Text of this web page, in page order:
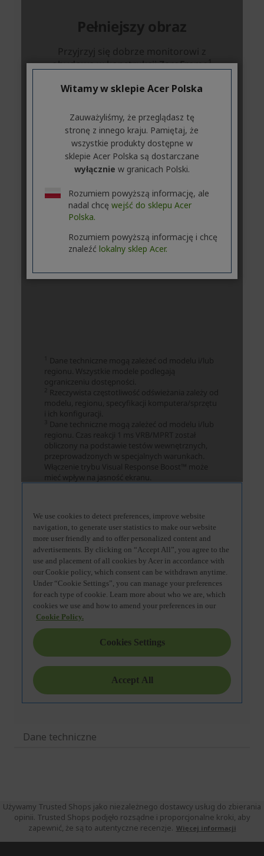
Dane techniczne
Używamy Trusted Shops jako niezależnego dostawcy usług do zbierania
opinii. Trusted Shops podjęło rozsądne i proporcjonalne kroki, aby
zapewnić, że są to autentyczne recenzje. Więcej informacji
Witamy w sklepie Acer Polska
Zauważyliśmy, że przeglądasz tę
stronę z innego kraju. Pamiętaj, że
wszystkie produkty dostępne w
sklepie Acer Polska są dostarczane
wyłącznie w granicach Polski.
Rozumiem powyższą informację, ale
nadal chcę wejść do sklepu Acer
Polska.
Rozumiem powyższą informację i chcę
znaleźć lokalny sklep Acer.